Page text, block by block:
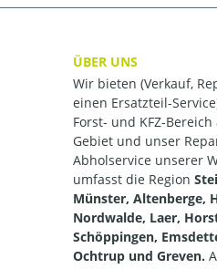
ÜBER UNS
Wir bieten (Verkauf,
einen Ersatzteil-
Forst- und KFZ-
Gebiet und unser
Abholservice unserer
umfasst die Region
Münster, Altenberge,
Nordwalde, Laer,
Schöppingen,
Ochtrup und Greven.